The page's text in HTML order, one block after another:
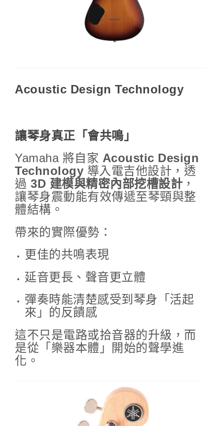
Acoustic Design Technology
讓琴身真正「會共鳴」
Yamaha 將自家 Acoustic Design
Technology 導入電吉他設計，透
過 3D 建模與精密內部挖槽設計 ，
讓琴身震動能有效傳遞至琴頸與整
體結構。
帶來的實際優勢：
更佳的共鳴表現
延音更長、聲音更立體
彈奏時能清楚感受到琴身「活起
來」的反饋感
這不只是電路或拾音器的升級，而
是從「樂器本體」開始的聲學進
化。